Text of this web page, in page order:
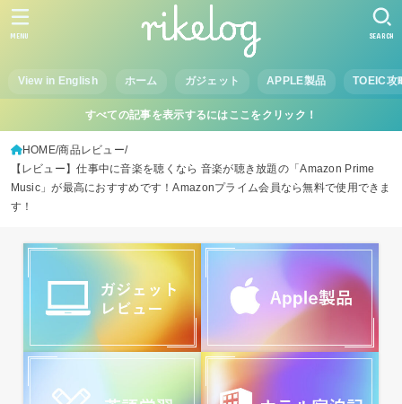
View in English ホーム ガジェット APPLE製品 TOEIC攻
SEARCH
MENU
すべての記事を表示するにはここをクリック！
HOME 商品レビュー
【レビュー】仕事中に音楽を聴くなら 音楽が聴き放題の「Amazon Prime
Music」が最高におすすめです！Amazonプライム会員なら無料で使用できま
す！